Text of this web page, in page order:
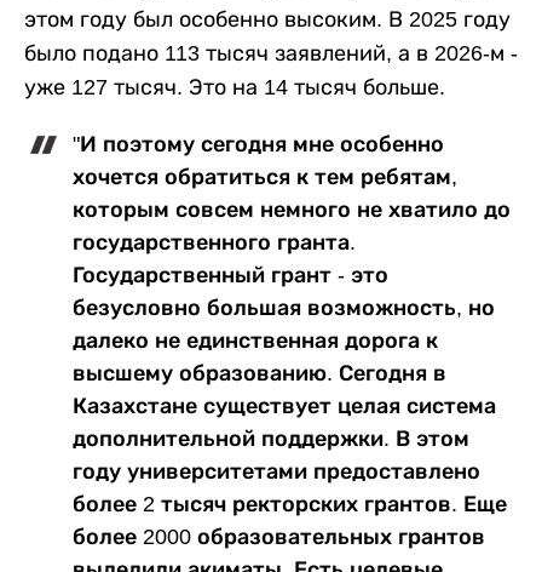
этом году был особенно высоким. В 2025 году
было подано 113 тысяч заявлений, а в 2026-м -
уже 127 тысяч. Это на 14 тысяч больше.
"И поэтому сегодня мне особенно
хочется обратиться к тем ребятам,
которым совсем немного не хватило до
государственного гранта.
Государственный грант - это
безусловно большая возможность, но
далеко не единственная дорога к
высшему образованию. Сегодня в
Казахстане существует целая система
дополнительной поддержки. В этом
году университетами предоставлено
более 2 тысяч ректорских грантов. Еще
более 2000 образовательных грантов